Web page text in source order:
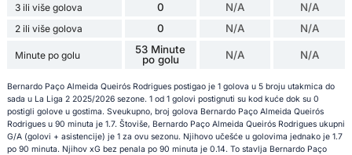
3 ili više golova 0 N/A N/A
2 ili više golova 0 N/A N/A
Minute po golu
53 Minute
po golu
N/A N/A
Bernardo Paço Almeida Queirós Rodrigues postigao je 1 golova u 5 broju utakmica do
sada u La Liga 2 2025/2026 sezone. 1 od 1 golovi postignuti su kod kuće dok su 0
postigli golove u gostima. Sveukupno, broj golova Bernardo Paço Almeida Queirós
Rodrigues u 90 minuta je 1.7. Štoviše, Bernardo Paço Almeida Queirós Rodrigues ukupni
G/A (golovi + asistencije) je 1 za ovu sezonu. Njihovo učešće u golovima jednako je 1.7
po 90 minuta. Njihov xG bez penala po 90 minuta je 0.14. To stavlja Bernardo Paço